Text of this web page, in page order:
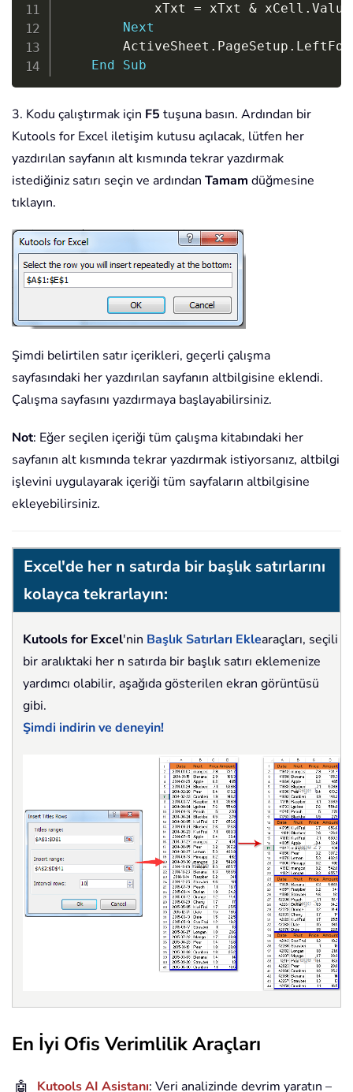
			xTxt
= xTxt & xCell .
Next
		ActiveSheet
. PageSetup .
End
Sub
3. Kodu çalıştırmak için F5 tuşuna basın. Ardından bir
Kutools for Excel iletişim kutusu açılacak, lütfen her
yazdırılan sayfanın alt kısmında tekrar yazdırmak
istediğiniz satırı seçin ve ardından Tamam düğmesine
tıklayın.
Şimdi belirtilen satır içerikleri, geçerli çalışma
sayfasındaki her yazdırılan sayfanın altbilgisine eklendi.
Çalışma sayfasını yazdırmaya başlayabilirsiniz.
Not: Eğer seçilen içeriği tüm çalışma kitabındaki her
sayfanın alt kısmında tekrar yazdırmak istiyorsanız, altbilgi
işlevini uygulayarak içeriği tüm sayfaların altbilgisine
ekleyebilirsiniz.
Excel'de her n satırda bir başlık satırlarını
kolayca tekrarlayın:
Kutools for Excel'nin Başlık Satırları Eklearaçları, seçili
bir aralıktaki her n satırda bir başlık satırı eklemenize
yardımcı olabilir, aşağıda gösterilen ekran görüntüsü
gibi.
Şimdi indirin ve deneyin!
En İyi Ofis Verimlilik Araçları
Kutools AI Asistanı: Veri analizinde devrim yaratın –